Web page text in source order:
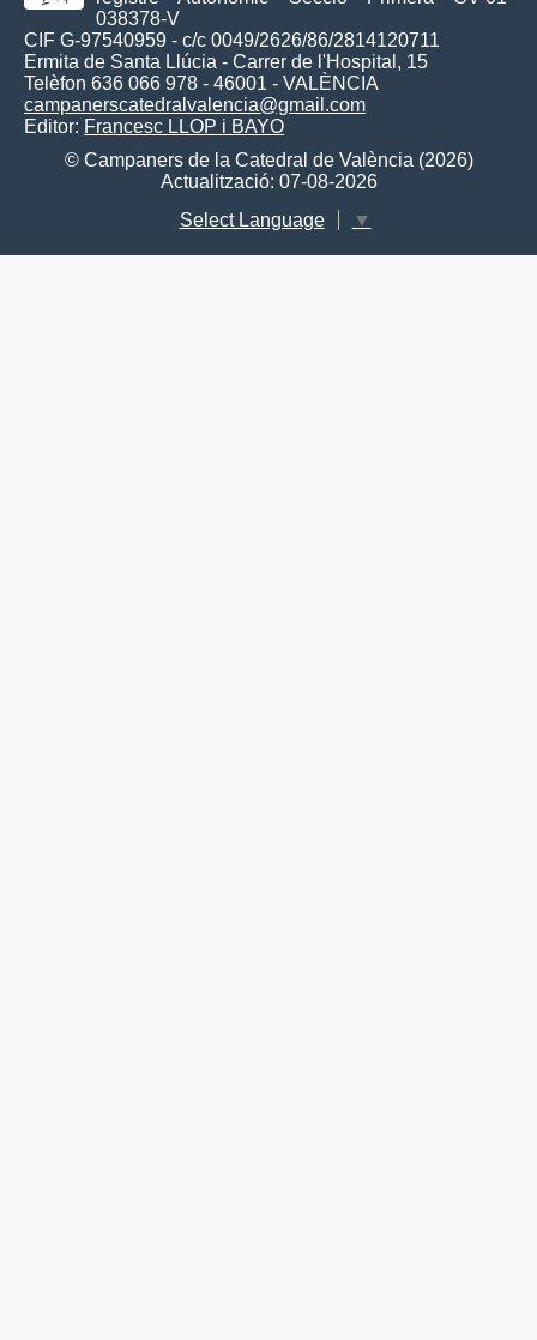
038378-V
CIF G-97540959 - c/c 0049/2626/86/2814120711
Ermita de Santa Llúcia - Carrer de l'Hospital, 15
Telèfon 636 066 978 - 46001 - VALÈNCIA
campanerscatedralvalencia@gmail.com
Editor: Francesc LLOP i BAYO
© Campaners de la Catedral de València (2026)
Actualització: 07-08-2026
Select Language
▼